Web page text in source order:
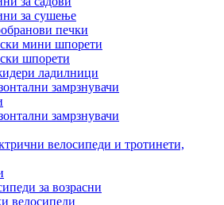
за сушење
печки
мини шпорети
шпорети
ладилници
замрзнувачи
замрзнувачи
велосипеди и тротинети,
за возрасни
велосипеди